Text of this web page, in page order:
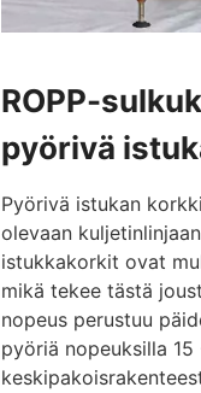
ROPP-
pyörivä
Pyörivä istukan
olevaan
istukkakorkit ovat
mikä tekee tästä
nopeus perustuu
pyöriä nopeuksilla